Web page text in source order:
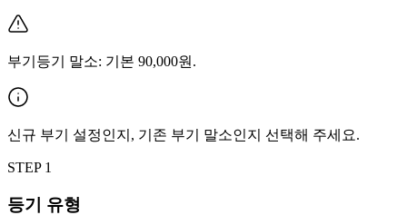
부기등기 말소: 기본 90,000원.
신규 부기 설정인지, 기존 부기 말소인지 선택해 주세요.
STEP 1
등기 유형